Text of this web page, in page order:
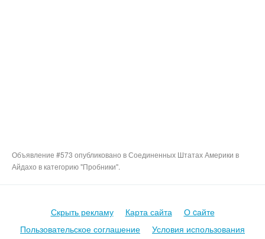
Объявление #573 опубликовано в Соединенных Штатах Америки в
Айдахо в категорию "Пробники".
Скрыть рекламу Карта сайта
О cайте
Пользовательское соглашение
Условия использования